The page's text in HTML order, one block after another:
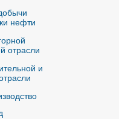
нефти
отрасли
и